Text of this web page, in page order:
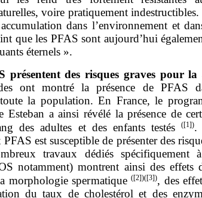
voire pratiquement indestructibles.
dans l’environnement et
que les PFAS sont aujourd’hui
éternels ».
présentent des risques graves pour la
ont montré la présence de PFAS
la population. En France, le
Esteban a ainsi révélé la présence de
des adultes et des enfants testés
([1]).
est susceptible de présenter des
travaux dédiés spécifiquement
notamment) montrent ainsi des effets
morphologie spermatique([2])([3]), des
du taux de cholestérol et des